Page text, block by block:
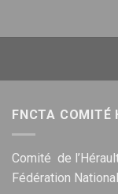
FNCTA COMITÉ
Comité de
Fédération